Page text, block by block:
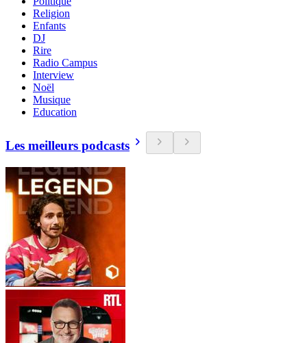
Religion
Enfants
DJ
Rire
Radio Campus
Interview
Noël
Musique
Education
Les meilleurs podcasts